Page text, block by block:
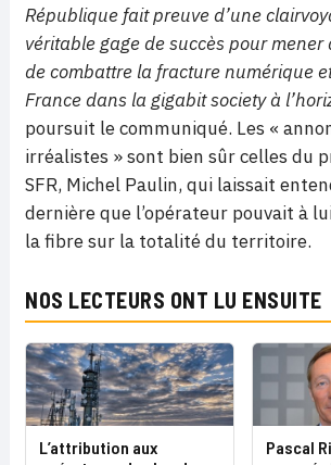
République fait preuve d’une
véritable gage de succès pour mener
de combattre la fracture numérique
France dans la gigabit society à
poursuit le communiqué. Les «
irréalistes » sont bien sûr celles du
SFR, Michel Paulin, qui laissait
dernière que l’opérateur pouvait à
la fibre sur la totalité du territoire.
NOS LECTEURS ONT LU ENSUITE
L’attribution aux
Pascal